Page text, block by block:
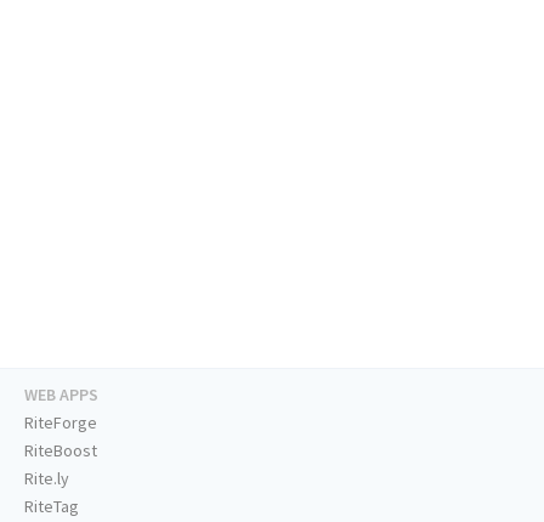
WEB APPS
RiteForge
RiteBoost
Rite.ly
RiteTag